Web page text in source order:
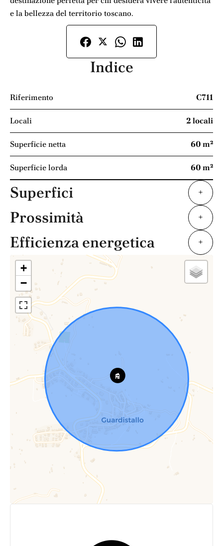
e la bellezza del territorio toscano.
Indice
Riferimento C711
Locali 2 locali
Superficie netta 60 m²
Superficie lorda 60 m²
Superfici +
Prossimità +
Efficienza energetica +
+
−